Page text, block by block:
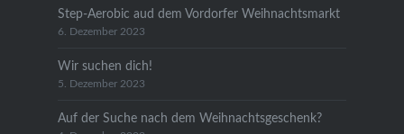
Step-Aerobic aud dem Vordorfer Weihnachtsmarkt
6. Dezember 2023
Wir suchen dich!
5. Dezember 2023
Auf der Suche nach dem Weihnachtsgeschenk?